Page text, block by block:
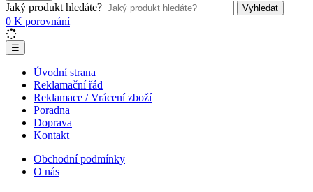
Jaký produkt hledáte? Vyhledat
0 K porovnání
☰
Úvodní strana
Reklamační řád
Reklamace / Vrácení zboží
Poradna
Doprava
Kontakt
Obchodní podmínky
O nás